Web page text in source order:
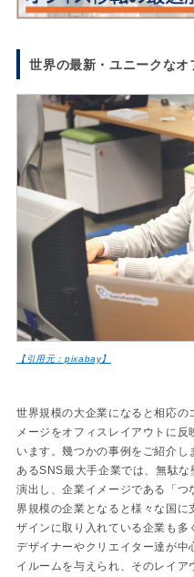
世界の最新・ユニークなオ
【引用元：pixabay】
世界規模の大企業になると相応の
メージをオフィスレイアウトに
います。幾つかの事例をご紹介し
あるSNS最大手企業では、無駄
演出し、企業イメージである「
界規模の企業となると様々な国
ザインに取り入れている企業も多
デザイナーやクリエイター達が中
イルームを与えられ、そのレイ